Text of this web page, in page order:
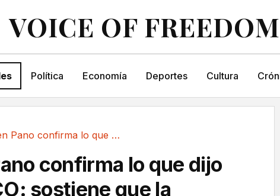
VOICE OF FREEDOM
Política Economía Deportes Cultura
Carmen Pano confirma lo que dijo ante la UCO:...
confirma lo que dijo
sostiene que la